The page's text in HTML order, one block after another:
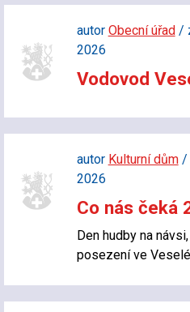
autor Obecní úřad/
2026
Vodovod
autor Kulturní dům/
2026
Co nás čeká
Den hudby na
posezení ve